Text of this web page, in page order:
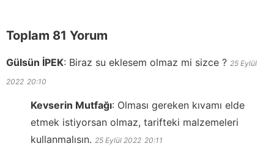
Toplam 81 Yorum
Gülsün İPEK: Biraz su eklesem olmaz mi sizce ? 25 Eylül
2022 20:10
Kevserin Mutfağı: Olması gereken kıvamı elde
etmek istiyorsan olmaz, tarifteki malzemeleri
kullanmalısın. 25 Eylül 2022 20:11